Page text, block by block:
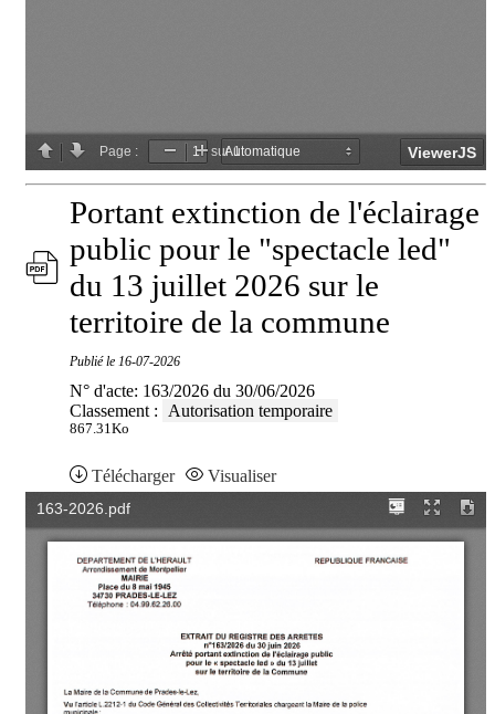
Portant extinction de l'éclairage
public pour le "spectacle led"
du 13 juillet 2026 sur le
territoire de la commune
Publié le 16-07-2026
N° d'acte: 163/2026 du 30/06/2026
Classement :
Autorisation temporaire
867.31Ko
Télécharger Visualiser